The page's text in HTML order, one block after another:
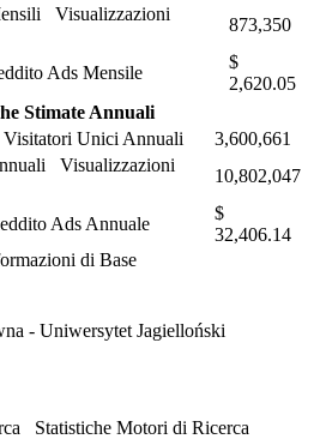
Visualizzazioni
873,350
Ads Mensile
$
2,620.05
Stimate Annuali
Visitatori Unici Annuali
3,600,661
Visualizzazioni
10,802,047
Ads Annuale
$
32,406.14
di Base
- Uniwersytet Jagielloński
Statistiche Motori di Ricerca